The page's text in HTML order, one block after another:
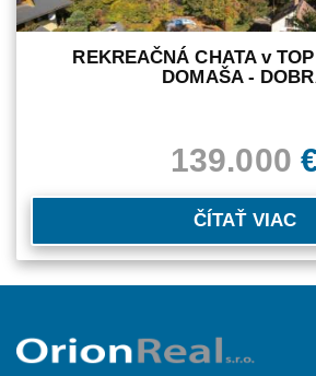
REKREAČNÁ CHATA v
DOMAŠA -
139.000
ČÍTAŤ VIAC